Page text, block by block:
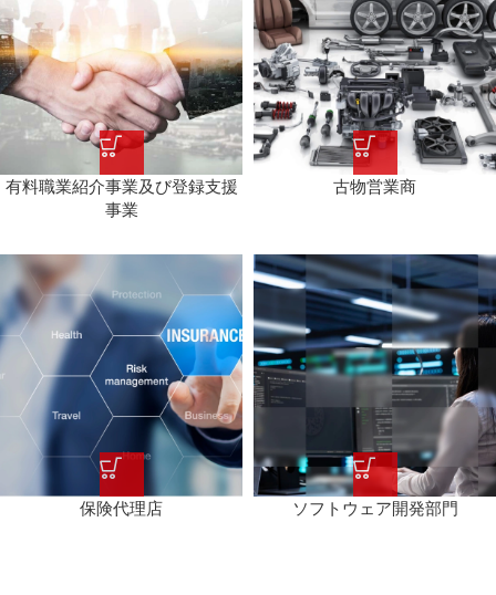
有料職業紹介事業及び登録支援
事業
古物営業商
保険代理店 ソフトウェア開発部門